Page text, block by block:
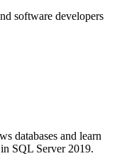
software developers
databases and learn
SQL Server 2019.